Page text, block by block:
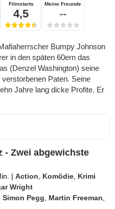
Filmstarts
4,5
Meine Freunde
--
Bumpy Johnson
in den späten 60ern das
(Denzel Washington) seine
Paten. Seine
Jahre lang dicke Profite. Er
- Zwei abgewichste
| Action Komödie Krimi
Wright
Simon Pegg Martin Freeman